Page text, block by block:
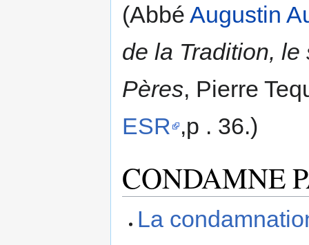
(Abbé Augustin
de la Tradition,
Pères, Pierre
ESR ,p . 36.)
CONDAMNE
La